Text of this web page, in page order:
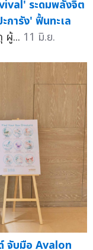
ระดมพลังจิต
การัง' ฟื้นทะเล
ผู้... 11 มิ.ย.
จับมือ Avalon